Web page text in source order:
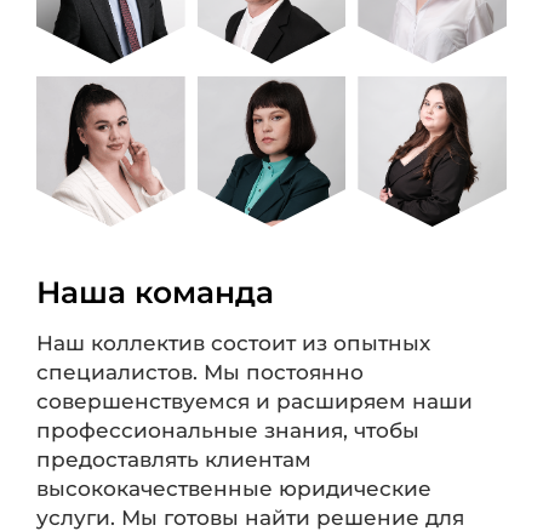
Наша команда
Наш коллектив состоит из опытных
специалистов. Мы постоянно
совершенствуемся и расширяем наши
профессиональные знания, чтобы
предоставлять клиентам
высококачественные юридические
услуги. Мы готовы найти решение для